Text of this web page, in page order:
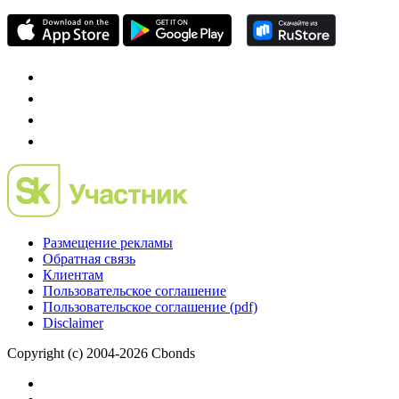
Размещение рекламы
Обратная связь
Клиентам
Пользовательское соглашение
Пользовательское соглашение (pdf)
Disclaimer
Copyright (c) 2004-2026 Cbonds